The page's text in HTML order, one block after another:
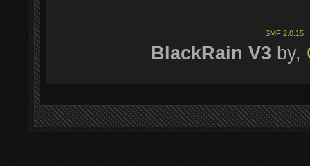
SMF 2.0.15 |
BlackRain V3 by,